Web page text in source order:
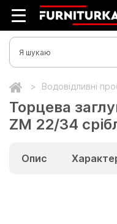
Водовідливні
Торцева
ZM 22/34
Опис